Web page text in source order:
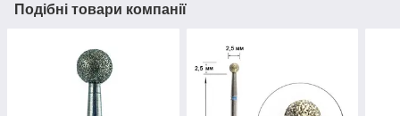
Подібні товари компанії